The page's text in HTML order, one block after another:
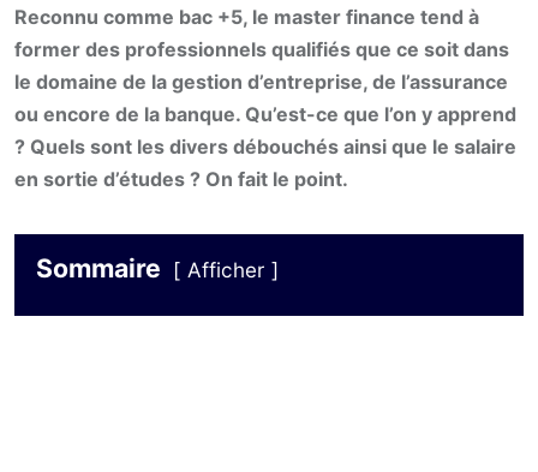
Reconnu comme bac +5, le master finance tend à
former des professionnels qualifiés que ce soit dans
le domaine de la gestion d’entreprise, de l’assurance
ou encore de la banque. Qu’est-ce que l’on y apprend
? Quels sont les divers débouchés ainsi que le salaire
en sortie d’études ? On fait le point.
Sommaire Afficher